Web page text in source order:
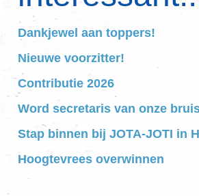
Dankjewel aan toppers!
Nieuwe voorzitter!
Contributie 2026
Word secretaris van onze
Stap binnen bij JOTA-JOTI in
Hoogtevrees overwinnen